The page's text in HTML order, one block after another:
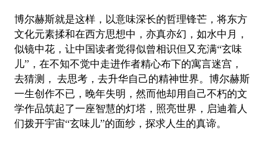
博尔赫斯就是这样，以意味深长的哲理锋芒，将东方
文化元素揉和在西方思想中，亦真亦幻，如水中月，
似镜中花，让中国读者觉得似曾相识但又充满“玄味
儿”，在不知不觉中走进作者精心布下的寓言迷宫，
去猜测， 去思考，去升华自己的精神世界。博尔赫斯
一生创作不已，晚年失明，然而他却用自己不朽的文
学作品筑起了一座智慧的灯塔，照亮世界，启迪着人
们拨开宇宙“玄味儿”的面纱，探求人生的真谛。